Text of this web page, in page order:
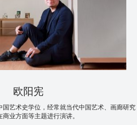
欧阳宪
艺术史学位，经常就当代中国艺术、画廊研究
商业方面等主题进行演讲。